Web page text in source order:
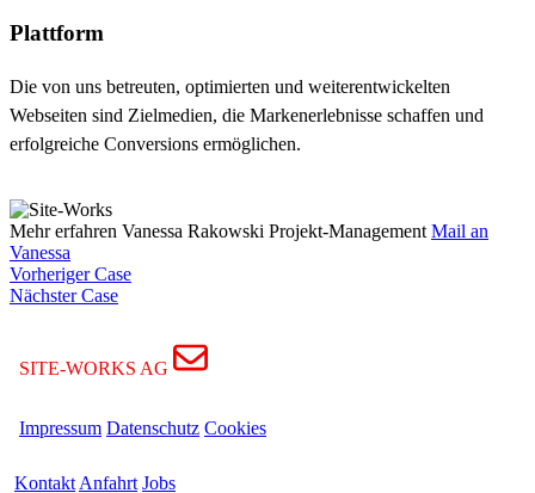
Plattform
Die von uns betreuten, optimierten und weiterentwickelten
Webseiten sind Zielmedien, die Markenerlebnisse schaffen und
erfolgreiche Conversions ermöglichen.
Mehr erfahren Vanessa Rakowski Projekt-Management Mail an
Vanessa
Vorheriger Case
Nächster Case
SITE-WORKS AG
Impressum Datenschutz Cookies
Kontakt Anfahrt Jobs